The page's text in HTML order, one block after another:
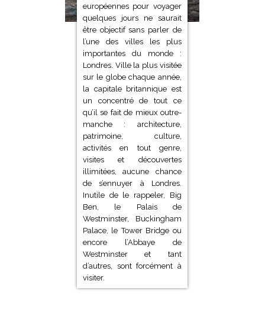
européennes pour voyager
quelques jours ne saurait
être objectif sans parler de
l’une des villes les plus
importantes du monde :
Londres. Ville la plus visitée
sur le globe chaque année,
la capitale britannique est
un concentré de tout ce
qu’il se fait de mieux outre-
manche : architecture,
patrimoine, culture,
activités en tout genre,
visites et découvertes
illimitées, aucune chance
de s’ennuyer à Londres.
Inutile de le rappeler, Big
Ben, le Palais de
Westminster, Buckingham
Palace, le Tower Bridge ou
encore l’Abbaye de
Westminster et tant
d’autres, sont forcément à
visiter.